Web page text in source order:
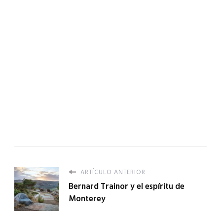
ARTÍCULO ANTERIOR
Bernard Trainor y el espíritu de
Monterey